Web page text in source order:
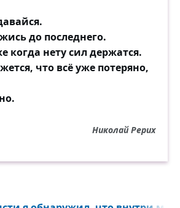
до последнего.
когда нету сил держатся.
что всё уже потеряно,
Николай Рерих